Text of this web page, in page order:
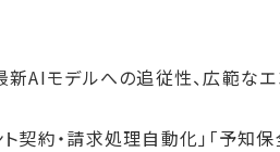
AIモデルへの追従性、広範な
契約・請求処理自動化」「予知保